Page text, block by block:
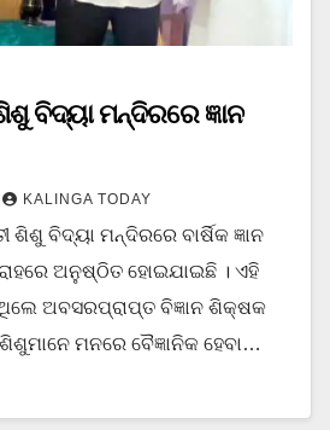
ବିଦ୍ୟା ମନ୍ଦିରରେ ଜ୍ଞାନ
KALINGA TODAY
ବିଦ୍ୟା ମନ୍ଦିରରେ ବାର୍ଷିକ ଜ୍ଞାନ
ଅନୁଷ୍ଠିତ ହୋଇଯାଇଛି । ଏହି
ଅବସରପ୍ରାପ୍ତ ବିଜ୍ଞାନ ଶିକ୍ଷକ
ମନରେ ବୈଜ୍ଞାନିକ ହେବା…